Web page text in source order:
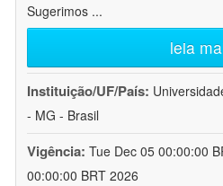
Sugerimos ...
leia
Instituição/UF/País:
- MG - Brasil
Vigência: Tue Dec 05 00:00:00
00:00:00 BRT 2026